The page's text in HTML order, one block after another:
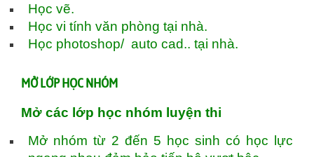
Học vẽ.
Học vi tính văn phòng tại nhà.
Học photoshop/ auto cad.. tại nhà.
MỞ LỚP HỌC NHÓM
Mở các lớp học nhóm luyện thi
Mở nhóm từ 2 đến 5 học sinh có học lực